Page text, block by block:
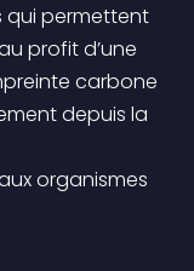
qui permettent
profit d’une
carbone
depuis la